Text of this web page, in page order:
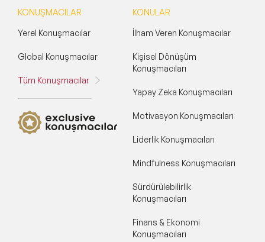
KONUŞMACILAR
Yerel Konuşmacılar
Global Konuşmacılar
Tüm Konuşmacılar
KONULAR
İlham Veren Konuşmacılar
Kişisel Dönüşüm
Konuşmacıları
Yapay Zeka Konuşmacıları
Motivasyon Konuşmacıları
Liderlik Konuşmacıları
Mindfulness Konuşmacıları
Sürdürülebilirlik
Konuşmacıları
Finans & Ekonomi
Konuşmacıları